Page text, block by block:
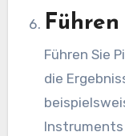
Führen Sie Pilottests durch und messen Sie
die